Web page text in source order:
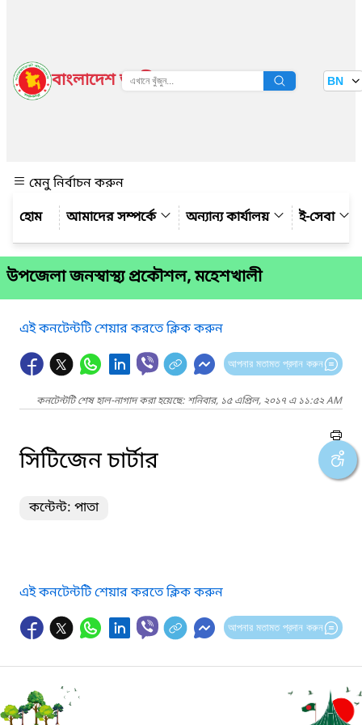
বাংলাদেশ জাতীয় তথ্য বাতায়ন BN
মেনু নির্বাচন করুন
আমাদের সম্পর্কে
অন্যান্য কার্যালয় ই-সেবা
উপজেলা জনস্বাস্থ্য প্রকৌশল, মহেশখালী
এই কনটেন্টটি শেয়ার করতে ক্লিক করুন
আপনার মতামত প্রদান করুন
কনটেন্টটি শেষ হাল-নাগাদ করা হয়েছে: শনিবার, ১৫ এপ্রিল, ২০১৭ এ ১১:৫২ AM
সিটিজেন চার্টার
কন্টেন্ট: পাতা
এই কনটেন্টটি শেয়ার করতে ক্লিক করুন
আপনার মতামত প্রদান করুন